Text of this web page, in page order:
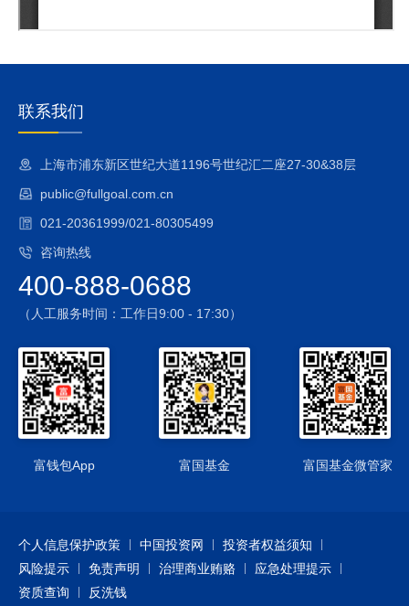
联系我们
上海市浦东新区世纪大道1196号世纪汇二座27-30&38层
public@fullgoal.com.cn
021-20361999/021-80305499
咨询热线
400-888-0688
（人工服务时间：工作日9:00 - 17:30）
富钱包App 富国基金 富国基金微管家
个人信息保护政策 中国投资网
投资者权益须知
风险提示
免责声明 治理商业贿赂
应急处理提示
资质查询
反洗钱